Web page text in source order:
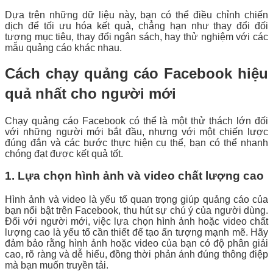
Dựa trên những dữ liệu này, bạn có thể điều chỉnh chiến
dịch để tối ưu hóa kết quả, chẳng hạn như thay đổi đối
tượng mục tiêu, thay đổi ngân sách, hay thử nghiệm với các
mẫu quảng cáo khác nhau.
Cách chạy quảng cáo Facebook hiệu
quả nhất cho người mới
Chạy quảng cáo Facebook có thể là một thử thách lớn đối
với những người mới bắt đầu, nhưng với một chiến lược
đúng đắn và các bước thực hiện cụ thể, bạn có thể nhanh
chóng đạt được kết quả tốt.
1. Lựa chọn hình ảnh và video chất lượng cao
Hình ảnh và video là yếu tố quan trọng giúp quảng cáo của
bạn nổi bật trên Facebook, thu hút sự chú ý của người dùng.
Đối với người mới, việc lựa chọn hình ảnh hoặc video chất
lượng cao là yếu tố cần thiết để tạo ấn tượng mạnh mẽ. Hãy
đảm bảo rằng hình ảnh hoặc video của bạn có độ phân giải
cao, rõ ràng và dễ hiểu, đồng thời phản ánh đúng thông điệp
mà bạn muốn truyền tải.